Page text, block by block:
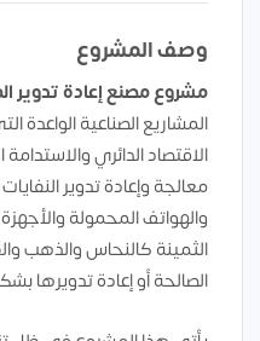
وصف المشروع
مشروع مصنع إعادة تدوير
المشاريع الصناعية الواعدة
الاقتصاد الدائري
معالجة وإعادة تدوير
والهواتف المحمولة
الثمينة كالنحاس والذهب
الصالحة أو إعادة تدويرها